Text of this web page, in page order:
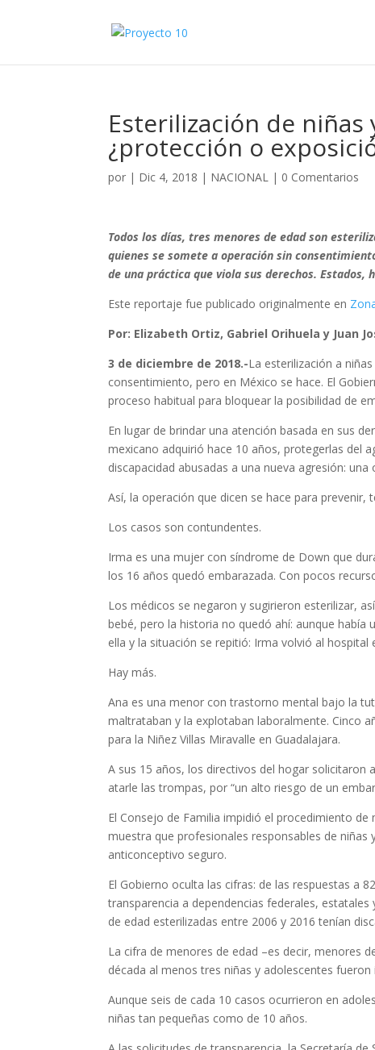
Esterilización de niñas
¿protección o
por | Dic 4, 2018 | NACIONAL | 0 Comentarios
Todos los días, tres menores de edad son
quienes se somete a operación sin
de una práctica que viola sus derechos.
Este reportaje fue publicado originalmente en
Por: Elizabeth Ortiz, Gabriel Orihuela y Juan
3 de diciembre de 2018.-La esterilización a
consentimiento, pero en México se hace. El
proceso habitual para bloquear la posibilidad de
En lugar de brindar una atención basada en sus
mexicano adquirió hace 10 años, protegerlas del
discapacidad abusadas a una nueva agresión:
Así, la operación que dicen se hace para
Los casos son contundentes.
Irma es una mujer con síndrome de Down que
los 16 años quedó embarazada. Con pocos
Los médicos se negaron y sugirieron esterilizar,
bebé, pero la historia no quedó ahí: aunque
ella y la situación se repitió: Irma volvió al hospital
Hay más.
Ana es una menor con trastorno mental bajo la
maltrataban y la explotaban laboralmente. Cinco
para la Niñez Villas Miravalle en Guadalajara.
A sus 15 años, los directivos del hogar solicitaron
atarle las trompas, por “un alto riesgo de un
El Consejo de Familia impidió el procedimiento
muestra que profesionales responsables de
anticonceptivo seguro.
El Gobierno oculta las cifras: de las respuestas a
transparencia a dependencias federales,
de edad esterilizadas entre 2006 y 2016 tenían
La cifra de menores de edad –es decir, menores
década al menos tres niñas y adolescentes
Aunque seis de cada 10 casos ocurrieron en
niñas tan pequeñas como de 10 años.